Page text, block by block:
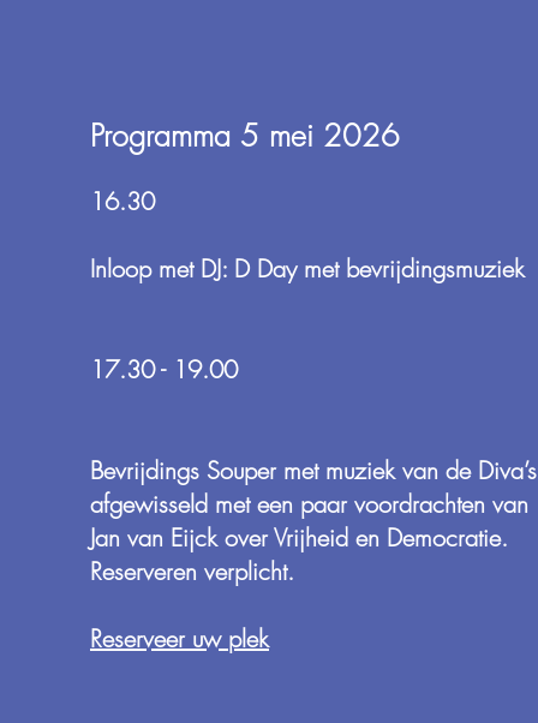
Programma 5 mei 2026
16.30
Inloop met DJ: D Day met bevrijdingsmuziek
17.30 - 19.00
Bevrijdings Souper met muziek van de
afgewisseld met een paar voordrachten van
Jan van Eijck over Vrijheid en Democratie.
Reserveren verplicht.
Reserveer uw plek